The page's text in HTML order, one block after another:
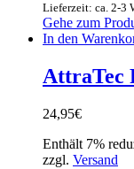
Lieferzeit: ca. 2-3
Gehe zum
In den
AttraTec
24,95€
Enthält 7%
zzgl. Versand